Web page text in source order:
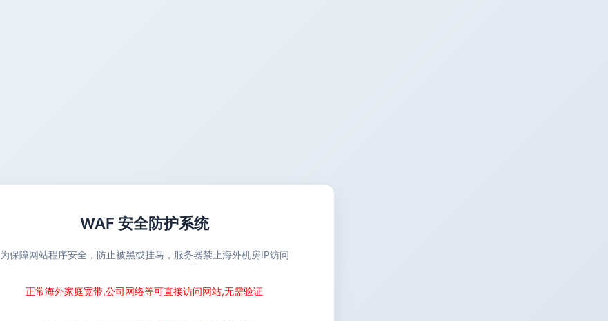
WAF 安全防护系统
为保障网站程序安全，防止被黑或挂马，服务器禁止海外机房IP访问
正常海外家庭宽带,公司网络等可直接访问网站,无需验证